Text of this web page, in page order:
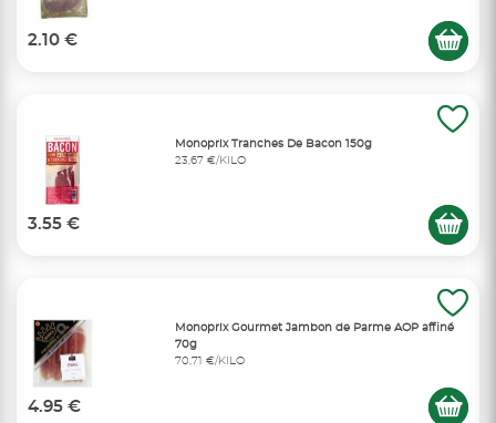
2.10 €
Monoprix Tranches De Bacon 150g
23,67 €/KILO
3.55 €
Monoprix Gourmet Jambon de Parme AOP affiné
70g
70,71 €/KILO
4.95 €